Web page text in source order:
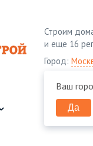
Строим
и еще 16
Город:
Ваш
Да
КЛИЕНТУ